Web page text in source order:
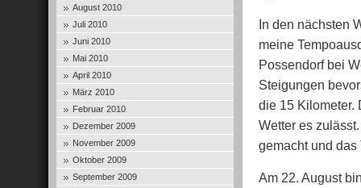
August 2010
Juli 2010
Juni 2010
Mai 2010
April 2010
März 2010
Februar 2010
Dezember 2009
November 2009
Oktober 2009
September 2009
In den nächsten
meine
Possendorf bei
Steigungen
die 15 Kilometer.
Wetter es
gemacht und
Am 22. August